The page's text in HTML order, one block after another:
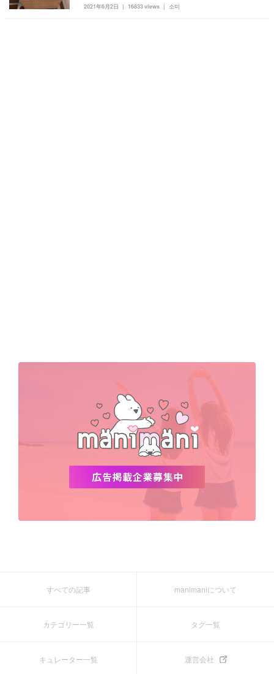
2021年6月2日 소미
16833 views
すべての記事 manimaniについて
カテゴリー一覧 タグ一覧
キュレーター一覧 運営会社